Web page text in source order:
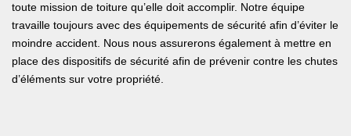
toute mission de toiture qu’elle doit accomplir. Notre équipe
travaille toujours avec des équipements de sécurité afin d’éviter le
moindre accident. Nous nous assurerons également à mettre en
place des dispositifs de sécurité afin de prévenir contre les chutes
d’éléments sur votre propriété.